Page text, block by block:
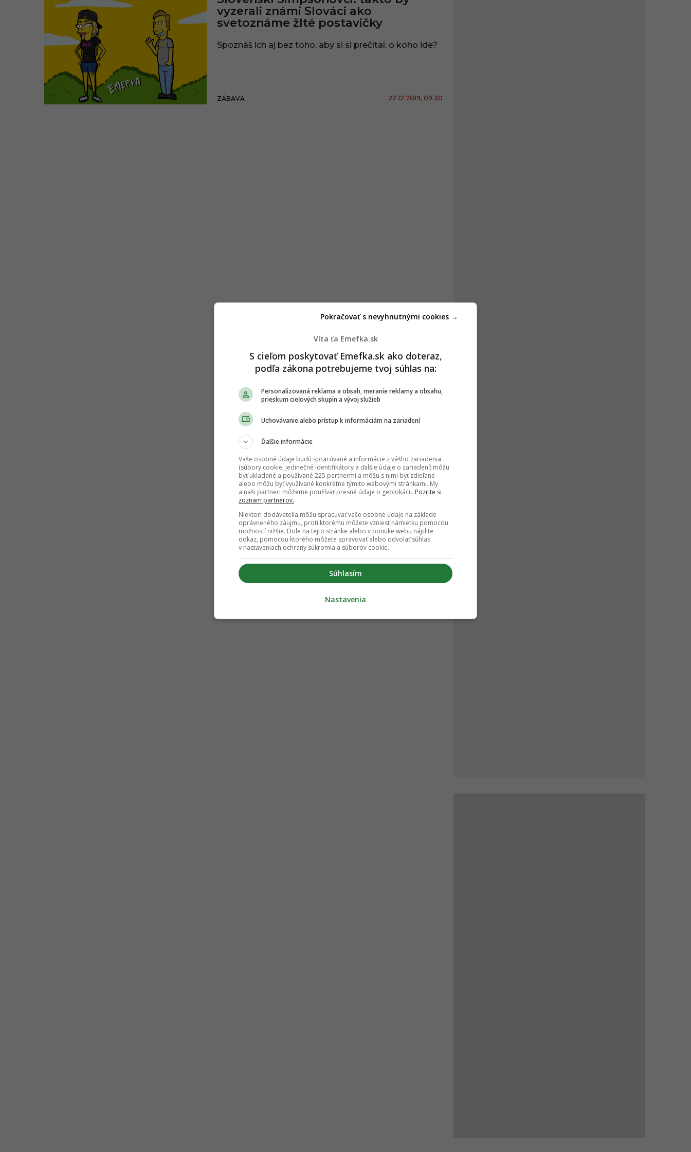
vyzerali známi Slováci ako
svetoznáme žlté postavičky
Spoznáš ich aj bez toho, aby si si prečítal, o koho ide?
ZÁBAVA 22.12.2019, 09:30
Víta ťa Emefka.sk
S cieľom poskytovať Emefka.sk ako doteraz,
podľa zákona potrebujeme tvoj súhlas na:
Personalizovaná reklama a obsah, meranie reklamy a obsahu,
prieskum cieľových skupín a vývoj služieb
Uchovávanie alebo prístup k informáciám na zariadení
Ďalšie informácie
Vaše osobné údaje budú spracúvané a informácie z vášho zariadenia
(súbory cookie, jedinečné identifikátory a ďalšie údaje o zariadení) môžu
byť ukladané a používané 225 partnermi a môžu s nimi byť zdieľané
alebo môžu byť využívané konkrétne týmito webovými stránkami. My
a naši partneri môžeme používať presné údaje o geolokácii. Pozrite si
zoznam partnerov.
Niektorí dodávatelia môžu spracúvať vaše osobné údaje na základe
oprávneného záujmu, proti ktorému môžete vzniesť námietku pomocou
možností nižšie. Dole na tejto stránke alebo v ponuke webu nájdite
odkaz, pomocou ktorého môžete spravovať alebo odvolať súhlas
v nastaveniach ochrany súkromia a súborov cookie.
Súhlasím
Pokračovať s nevyhnutnými cookies →
Nastavenia